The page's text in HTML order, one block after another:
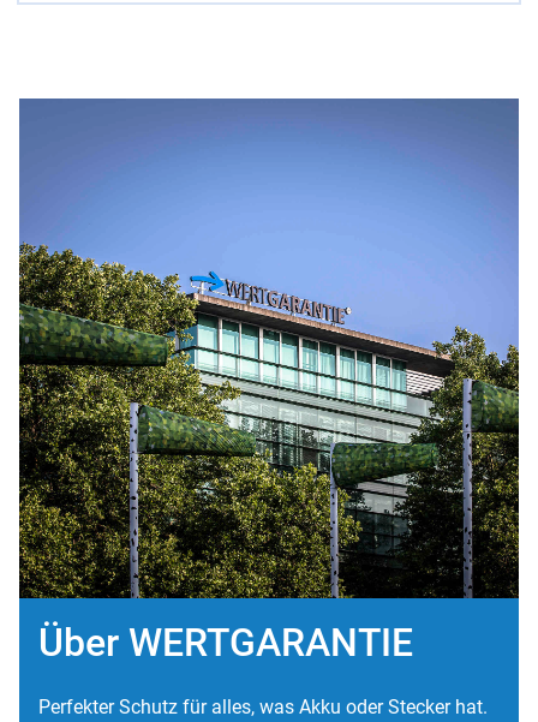
Über WERTGARANTIE
Perfekter Schutz für alles, was Akku oder Stecker hat.